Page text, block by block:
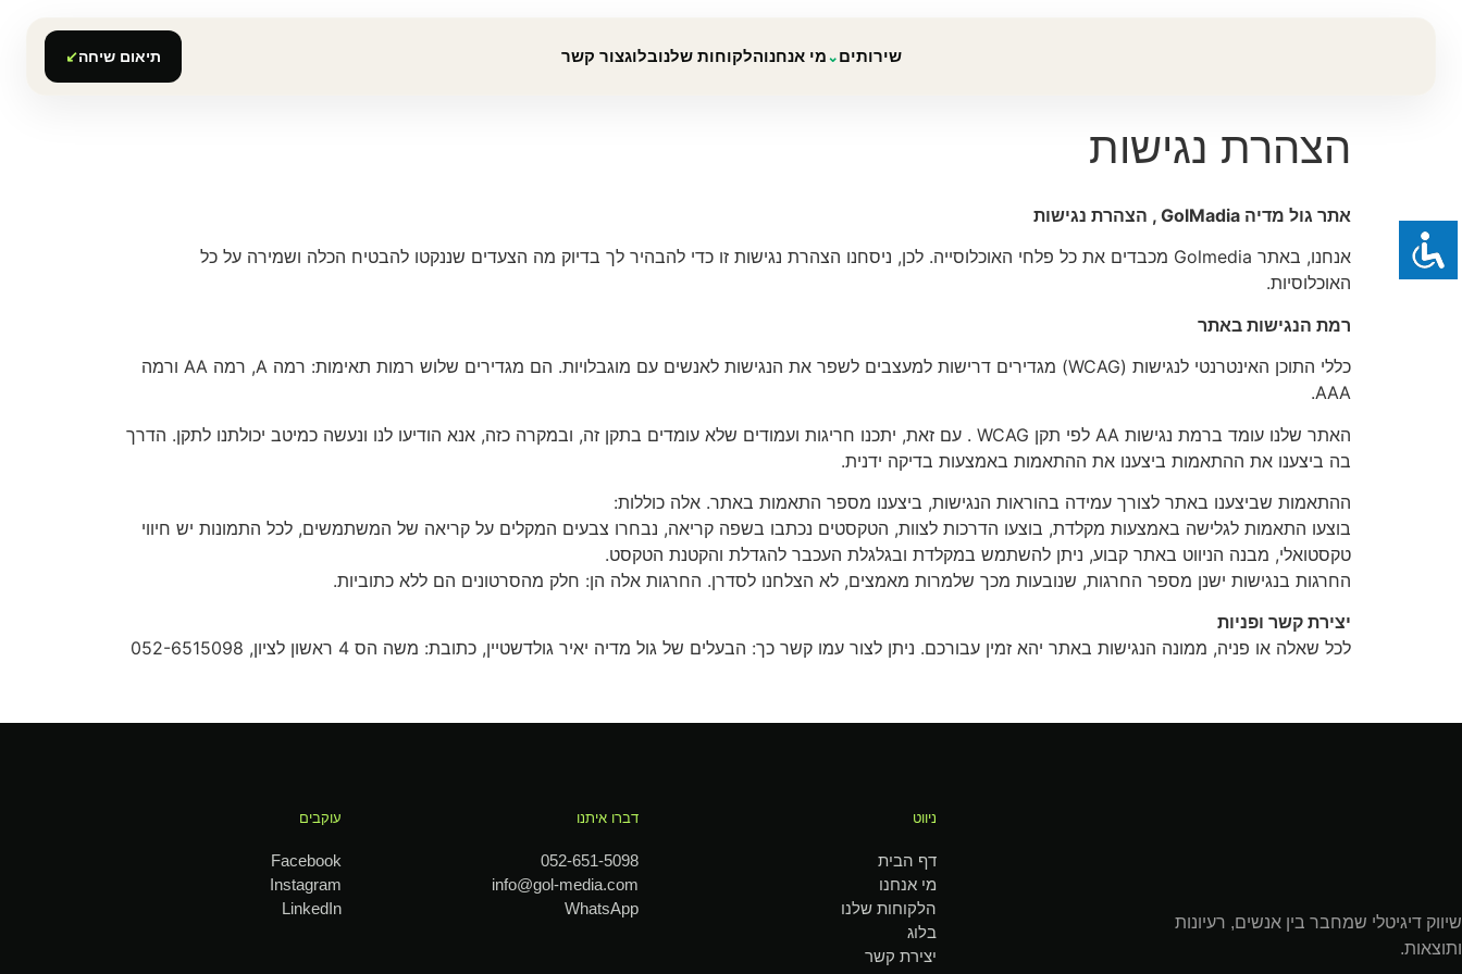
שירותים ⌄ מי אנחנוהלקוחות שלנובלוגצור קשר תיאום שיחה↙
הצהרת נגישות
אתר גול מדיה GolMadia , הצהרת נגישות
אנחנו, באתר Golmedia מכבדים את כל פלחי האוכלוסייה. לכן, ניסחנו הצהרת נגישות זו כדי להבהיר לך בדיוק מה הצעדים שננקטו להבטיח הכלה ושמירה על כל
האוכלוסיות.
רמת הנגישות באתר
כללי התוכן האינטרנטי לנגישות (WCAG) מגדירים דרישות למעצבים לשפר את הנגישות לאנשים עם מוגבלויות. הם מגדירים שלוש רמות תאימות: רמה A, רמה AA ורמה
AAA.
האתר שלנו עומד ברמת נגישות AA לפי תקן WCAG .
עם זאת, יתכנו חריגות ועמודים שלא עומדים בתקן זה, ובמקרה כזה, אנא הודיעו לנו ונעשה כמיטב יכולתנו לתקן. הדרך
בה ביצענו את ההתאמות ביצענו את ההתאמות באמצעות בדיקה ידנית.
ההתאמות שביצענו באתר לצורך עמידה בהוראות הנגישות, ביצענו מספר התאמות באתר. אלה כוללות:
בוצעו התאמות לגלישה באמצעות מקלדת, בוצעו הדרכות לצוות, הטקסטים נכתבו בשפה קריאה, נבחרו צבעים המקלים על קריאה של המשתמשים, לכל התמונות יש חיווי
טקסטואלי, מבנה הניווט באתר קבוע, ניתן להשתמש במקלדת ובגלגלת העכבר להגדלת והקטנת הטקסט.
החרגות בנגישות ישנן מספר החרגות, שנובעות מכך שלמרות מאמצים, לא הצלחנו לסדרן. החרגות אלה הן: חלק מהסרטונים הם ללא כתוביות.
יצירת קשר ופניות
לכל שאלה או פניה, ממונה הנגישות באתר יהא זמין עבורכם. ניתן לצור עמו קשר כך: הבעלים של גול מדיה יאיר גולדשטיין, כתובת: משה הס 4 ראשון לציון, 052-6515098
שיווק דיגיטלי שמחבר בין אנשים, רעיונות
ותוצאות.
ניווט
דף הבית
מי אנחנו
הלקוחות שלנו
בלוג
יצירת קשר
דברו איתנו
052-651-5098
info@gol-media.com
WhatsApp
עוקבים
Facebook
Instagram
LinkedIn